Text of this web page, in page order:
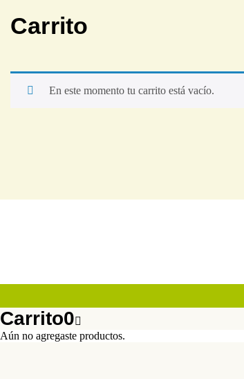
Carrito
En este momento tu carrito está vacío.
Carrito0
Aún no agregaste productos.